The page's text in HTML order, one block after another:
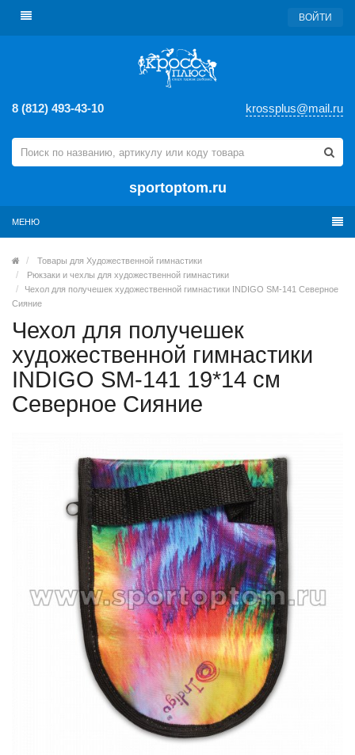
ВОЙТИ
8 (812) 493-43-10 krossplus@mail.ru
sportoptom.ru
МЕНЮ
Товары для Художественной гимнастики
Рюкзаки и чехлы для художественной гимнастики
Чехол для получешек художественной гимнастики INDIGO SM-141 Северное
Сияние
Чехол для получешек
художественной гимнастики
INDIGO SM-141 19*14 см
Северное Сияние